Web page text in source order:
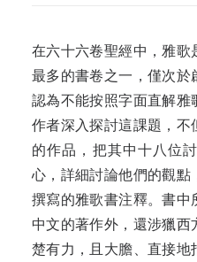
在六十六卷聖經中，雅歌
最多的書卷之一，僅次
認為不能按照字面直解雅
作者深入探討這課題，
的作品，把其中十八位
心，詳細討論他們的觀
撰寫的雅歌書注釋。書中
中文的著作外，還涉獵
楚有力，且大膽、直接地